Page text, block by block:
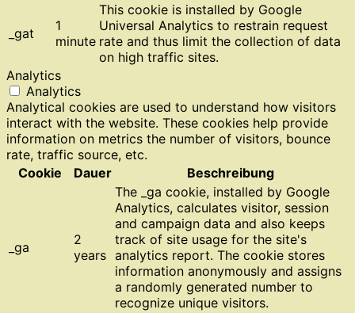
_gat
1
minute
This cookie is installed by Google
Universal Analytics to restrain request
rate and thus limit the collection of data
on high traffic sites.
Analytics
Analytics
Analytical cookies are used to understand how visitors
interact with the website. These cookies help provide
information on metrics the number of visitors, bounce
rate, traffic source, etc.
Cookie
Dauer Beschreibung
_ga
2
years
The _ga cookie, installed by Google
Analytics, calculates visitor, session
and campaign data and also keeps
track of site usage for the site's
analytics report. The cookie stores
information anonymously and assigns
a randomly generated number to
recognize unique visitors.